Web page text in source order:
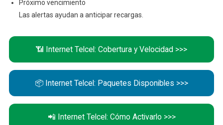
Próximo vencimiento
Las alertas ayudan a anticipar recargas.
📶 Internet Telcel: Cobertura y Velocidad >>>
📦 Internet Telcel: Paquetes Disponibles >>>
📲 Internet Telcel: Cómo Activarlo >>>